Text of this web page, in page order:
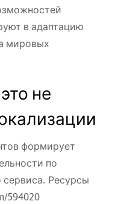
в адаптацию
мировых
не
формирует
по
сервиса. Ресурсы
594020